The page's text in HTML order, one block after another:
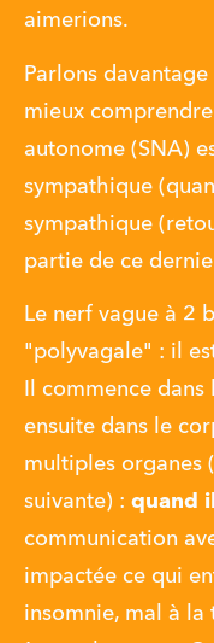
aimerions.
Parlons
mieux
autonome (SNA)
sympathique
sympathique
partie de ce
Le nerf vague à 2
"polyvagale" : il
Il commence
ensuite dans le
multiples organes
suivante) : quand
communication
impactée ce qui
insomnie, mal à la